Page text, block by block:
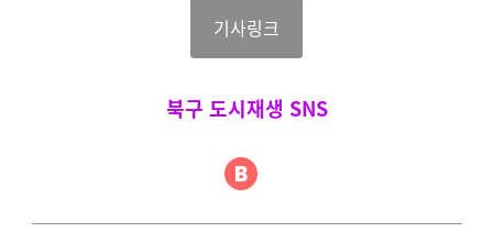
기사링크
북구 도시재생 SNS